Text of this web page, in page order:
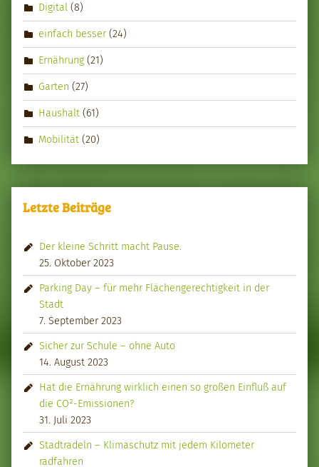
Digital (8)
einfach besser(24)
Ernährung (21)
Garten (27)
Haushalt (61)
Mobilität (20)
Letzte Beiträge
Der kleine Schritt macht Pause.
25. Oktober 2023
Parking Day – für mehr Flächengerechtigkeit in der
Stadt
7. September 2023
Sicher zur Schule – ohne Auto
14. August 2023
Hat die Ernährung wirklich einen so großen Einfluß auf
die CO²-Emissionen?
31. Juli 2023
Stadtradeln – Klimaschutz mit jedem Kilometer
radfahren